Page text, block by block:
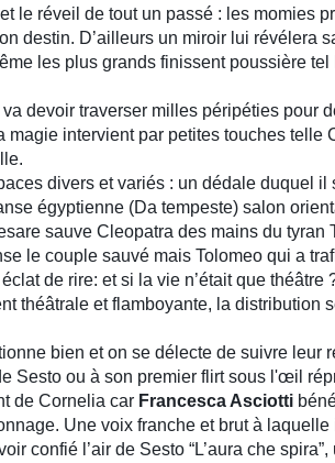
le réveil de tout un passé : les momies
destin. D’ailleurs un miroir lui révélera
les plus grands finissent poussière
devoir traverser milles péripéties pour
intervient par petites touches
divers et variés : un dédale duquel
égyptienne (Da tempeste) salon
sauve Cleopatra des mains du tyran
le couple sauvé mais Tolomeo qui a
de rire: et si la vie n’était que théâtre
et flamboyante, la distribution
bien et on se délecte de suivre leur
Sesto ou à son premier flirt sous l'œil
de Cornelia car Francesca Asciotti
Une voix franche et brut à
confié l’air de Sesto “L’aura che